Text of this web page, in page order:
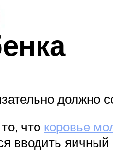
должно
что коровье
вводить